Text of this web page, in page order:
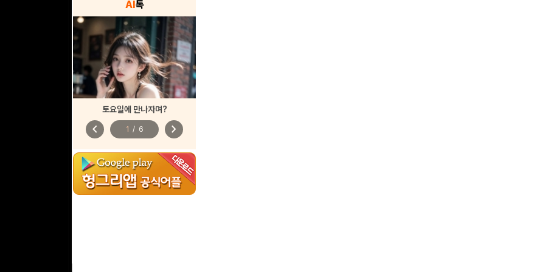
AI톡
토요일에 만나자며?
chevron_left 1 / 6 chevron_right